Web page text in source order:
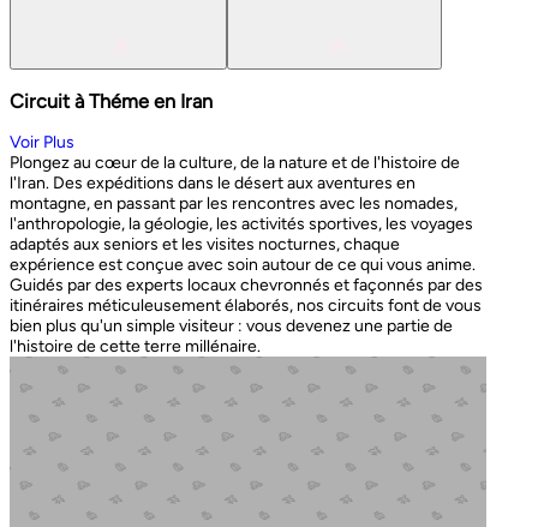
Circuit à Théme en Iran
Voir Plus
Plongez au cœur de la culture, de la nature et de l'histoire de
l'Iran. Des expéditions dans le désert aux aventures en
montagne, en passant par les rencontres avec les nomades,
l'anthropologie, la géologie, les activités sportives, les voyages
adaptés aux seniors et les visites nocturnes, chaque
expérience est conçue avec soin autour de ce qui vous anime.
Guidés par des experts locaux chevronnés et façonnés par des
itinéraires méticuleusement élaborés, nos circuits font de vous
bien plus qu'un simple visiteur : vous devenez une partie de
l'histoire de cette terre millénaire.